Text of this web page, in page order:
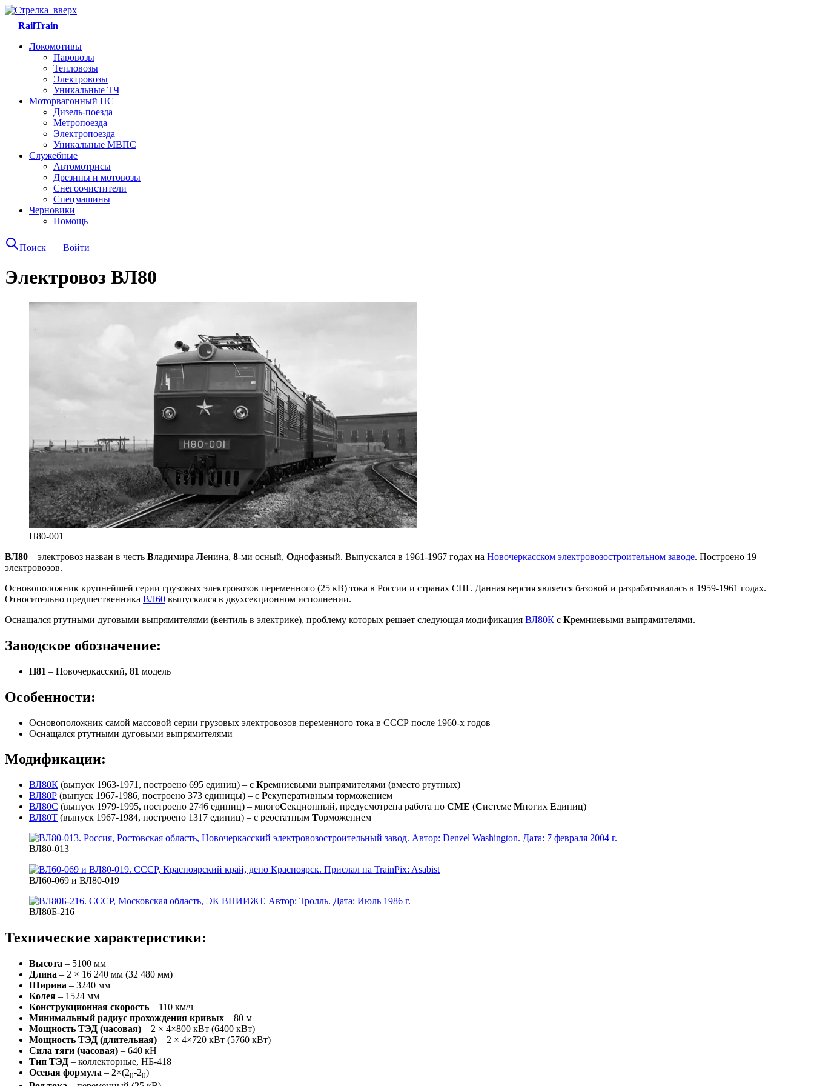
RailTrain
Локомотивы
Паровозы
Тепловозы
Электровозы
Уникальные ТЧ
Моторвагонный ПС
Дизель-поезда
Метропоезда
Электропоезда
Уникальные МВПС
Служебные
Автомотрисы
Дрезины и мотовозы
Снегоочистители
Спецмашины
Черновики
Помощь
Поиск Войти
Электровоз ВЛ80
Н80-001
ВЛ80 – электровоз назван в честь Владимира Ленина, 8-ми осный, Однофазный. Выпускался в 1961-1967 годах на Новочеркасском электровозостроительном заводе. Построено 19
электровозов.
Основоположник крупнейшей серии грузовых электровозов переменного (25 кВ) тока в России и странах СНГ. Данная версия является базовой и разрабатывалась в 1959-1961 годах.
Относительно предшественника ВЛ60 выпускался в двухсекционном исполнении.
Оснащался ртутными дуговыми выпрямителями (вентиль в электрике), проблему которых решает следующая модификация ВЛ80К с Кремниевыми выпрямителями.
Заводское обозначение:
Н81 – Новочеркасский, 81 модель
Особенности:
Основоположник самой массовой серии грузовых электровозов переменного тока в СССР после 1960-х годов
Оснащался ртутными дуговыми выпрямителями
Модификации:
ВЛ80К (выпуск 1963-1971, построено 695 единиц) – с Кремниевыми выпрямителями (вместо ртутных)
ВЛ80Р (выпуск 1967-1986, построено 373 единицы) – с Рекуперативным торможением
ВЛ80С (выпуск 1979-1995, построено 2746 единиц) – многоСекционный, предусмотрена работа по СМЕ (Системе Многих Единиц)
ВЛ80Т (выпуск 1967-1984, построено 1317 единиц) – с реостатным Торможением
ВЛ80-013
ВЛ60-069 и ВЛ80-019
ВЛ80Б-216
Технические характеристики:
Высота – 5100 мм
Длина – 2 × 16 240 мм (32 480 мм)
Ширина – 3240 мм
Колея – 1524 мм
Конструкционная скорость – 110 км/ч
Минимальный радиус прохождения кривых – 80 м
Мощность ТЭД (часовая) – 2 × 4×800 кВт (6400 кВт)
Мощность ТЭД (длительная) – 2 × 4×720 кВт (5760 кВт)
Сила тяги (часовая) – 640 кН
Тип ТЭД – коллекторные, НБ-418
Осевая формула – 2×(20-20)